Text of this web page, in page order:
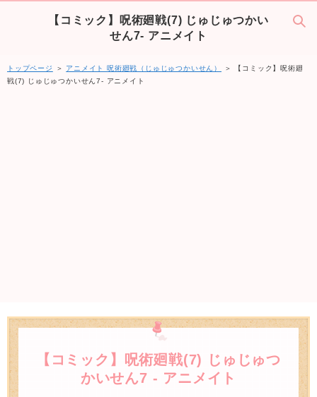
【コミック】呪術廻戦(7) じゅじゅつかい
せん7- アニメイト
トップページ ＞ アニメイト 呪術廻戦（じゅじゅつかいせん）
＞ 【コミック】呪術廻
戦(7) じゅじゅつかいせん7- アニメイト
【コミック】呪術廻戦(7) じゅじゅつ
かいせん7 - アニメイト